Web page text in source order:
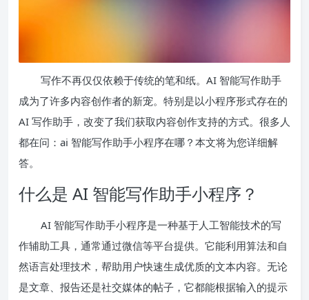
写作不再仅仅依赖于传统的笔和纸。AI 智能写作助手
成为了许多内容创作者的新宠。特别是以小程序形式存在的
AI 写作助手，改变了我们获取内容创作支持的方式。很多人
都在问：ai 智能写作助手小程序在哪？本文将为您详细解
答。
什么是 AI 智能写作助手小程序？
AI 智能写作助手小程序是一种基于人工智能技术的写
作辅助工具，通常通过微信等平台提供。它能利用算法和自
然语言处理技术，帮助用户快速生成优质的文本内容。无论
是文章、报告还是社交媒体的帖子，它都能根据输入的提示